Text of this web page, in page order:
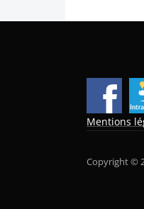
Mentions
Copyright ©